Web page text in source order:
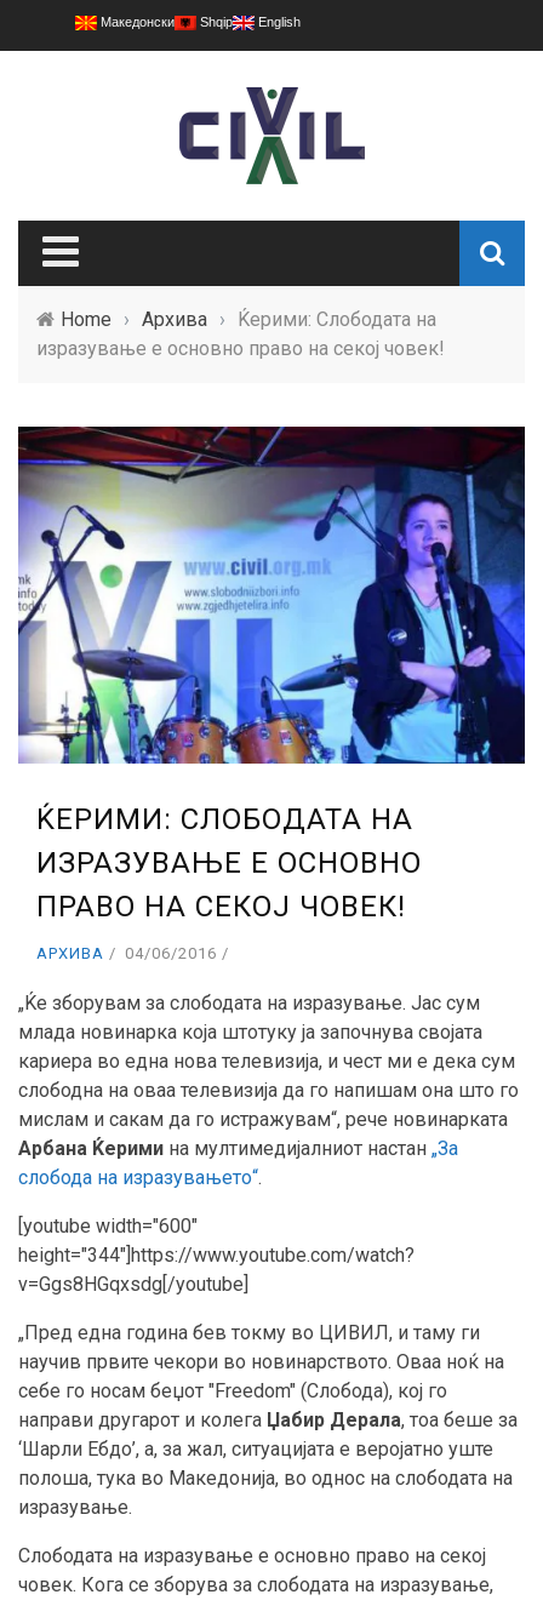
Македонски Shqip English
Home › Архива ›
Ќерими: Слободата на
изразување е основно право на секој човек!
ЌЕРИМИ: СЛОБОДАТА НА
ИЗРАЗУВАЊЕ Е ОСНОВНО
ПРАВО НА СЕКОЈ ЧОВЕК!
АРХИВА 04/06/2016
„Ќе зборувам за слободата на изразување. Јас сум
млада новинарка која штотуку ја започнува својата
кариера во една нова телевизија, и чест ми е дека сум
слободна на оваа телевизија да го напишам она што го
мислам и сакам да го истражувам“, рече новинарката
Арбана Ќерими на мултимедијалниот настан „За
слобода на изразувањето“.
[youtube width="600"
height="344"]https://www.youtube.com/watch?
v=Ggs8HGqxsdg[/youtube]
„Пред една година бев токму во ЦИВИЛ, и таму ги
научив првите чекори во новинарството. Оваа ноќ на
себе го носам беџот "Freedom" (Слобода), кој го
направи другарот и колега Џабир Дерала, тоа беше за
‘Шарли Ебдо’, а, за жал, ситуацијата е веројатно уште
полоша, тука во Македонија, во однос на слободата на
изразување.
Слободата на изразување е основно право на секој
човек. Кога се зборува за слободата на изразување,